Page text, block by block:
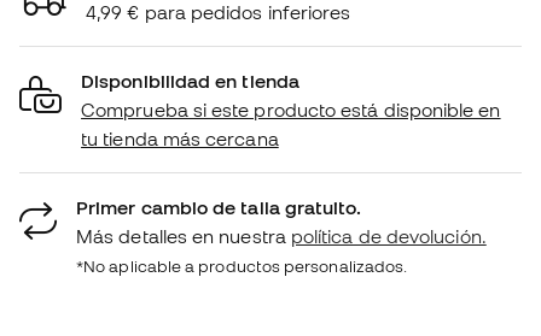
4,99 € para pedidos inferiores
Disponibilidad en tienda
Comprueba si este producto está disponible en
tu tienda más cercana
Primer cambio de talla gratuito.
Más detalles en nuestra política de devolución.
*No aplicable a productos personalizados.